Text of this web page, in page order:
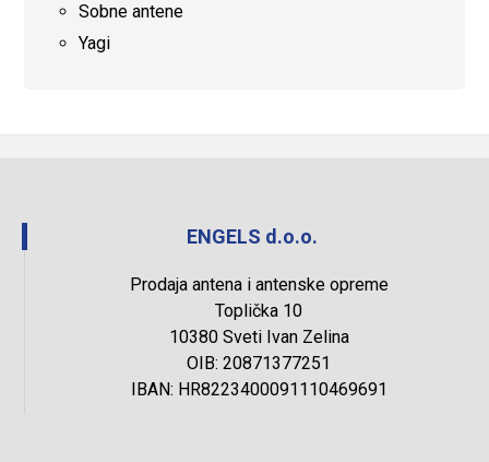
Sobne antene
Yagi
ENGELS d.o.o.
Prodaja antena i antenske opreme
Toplička 10
10380 Sveti Ivan Zelina
OIB: 20871377251
IBAN: HR8223400091110469691